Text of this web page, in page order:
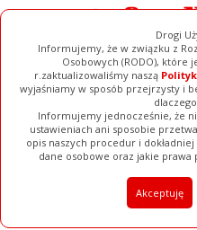
Drogi
Informujemy, że w związku z
Osobowych (RODO), które
r.zaktualizowaliśmy naszą
wyjaśniamy w sposób przejrzysty i
Informujemy jednocześnie, że
ustawieniach ani sposobie
opis naszych procedur i
dane osobowe oraz jakie prawa
Akceptuję
Ogłoszenia
Filmy